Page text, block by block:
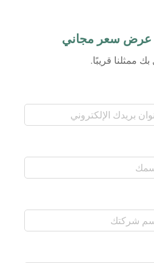
عرض سعر مجاني
ممثلنا قريبًا.